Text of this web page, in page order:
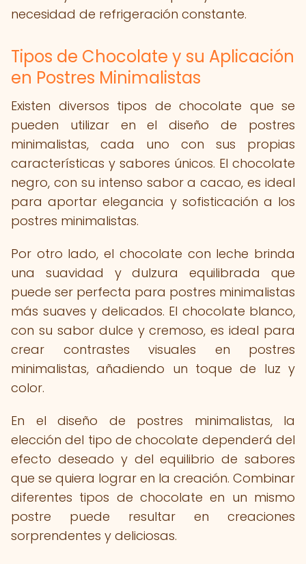
necesidad de refrigeración constante.
Tipos de Chocolate y su Aplicación
en Postres Minimalistas
Existen diversos tipos de chocolate que se
pueden utilizar en el diseño de postres
minimalistas, cada uno con sus propias
características y sabores únicos. El chocolate
negro, con su intenso sabor a cacao, es ideal
para aportar elegancia y sofisticación a los
postres minimalistas.
Por otro lado, el chocolate con leche brinda
una suavidad y dulzura equilibrada que
puede ser perfecta para postres minimalistas
más suaves y delicados. El chocolate blanco,
con su sabor dulce y cremoso, es ideal para
crear contrastes visuales en postres
minimalistas, añadiendo un toque de luz y
color.
En el diseño de postres minimalistas, la
elección del tipo de chocolate dependerá del
efecto deseado y del equilibrio de sabores
que se quiera lograr en la creación. Combinar
diferentes tipos de chocolate en un mismo
postre puede resultar en creaciones
sorprendentes y deliciosas.